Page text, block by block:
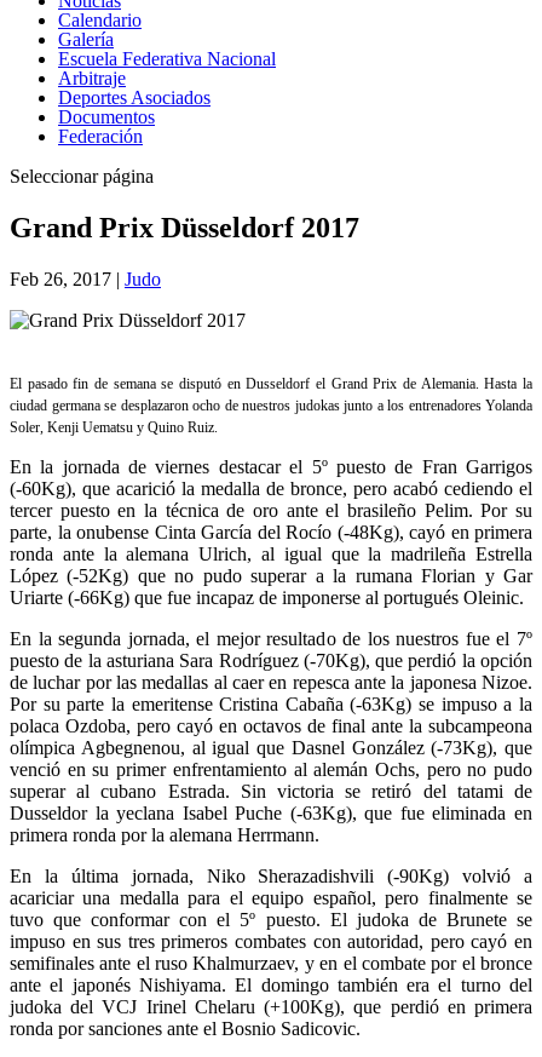
Calendario
Galería
Escuela Federativa Nacional
Arbitraje
Deportes Asociados
Documentos
Federación
Seleccionar página
Grand Prix Düsseldorf 2017
Feb 26, 2017 | Judo
El pasado fin de semana se disputó en Dusseldorf el Grand Prix de Alemania. Hasta la
ciudad germana se desplazaron ocho de nuestros judokas junto a los entrenadores Yolanda
Soler, Kenji Uematsu y Quino Ruiz.
En la jornada de viernes destacar el 5º puesto de Fran Garrigos
(-60Kg), que acarició la medalla de bronce, pero acabó cediendo el
tercer puesto en la técnica de oro ante el brasileño Pelim. Por su
parte, la onubense Cinta García del Rocío (-48Kg), cayó en primera
ronda ante la alemana Ulrich, al igual que la madrileña Estrella
López (-52Kg) que no pudo superar a la rumana Florian y Gar
Uriarte (-66Kg) que fue incapaz de imponerse al portugués Oleinic.
En la segunda jornada, el mejor resultado de los nuestros fue el 7º
puesto de la asturiana Sara Rodríguez (-70Kg), que perdió la opción
de luchar por las medallas al caer en repesca ante la japonesa Nizoe.
Por su parte la emeritense Cristina Cabaña (-63Kg) se impuso a la
polaca Ozdoba, pero cayó en octavos de final ante la subcampeona
olímpica Agbegnenou, al igual que Dasnel González (-73Kg), que
venció en su primer enfrentamiento al alemán Ochs, pero no pudo
superar al cubano Estrada. Sin victoria se retiró del tatami de
Dusseldor la yeclana Isabel Puche (-63Kg), que fue eliminada en
primera ronda por la alemana Herrmann.
En la última jornada, Niko Sherazadishvili (-90Kg) volvió a
acariciar una medalla para el equipo español, pero finalmente se
tuvo que conformar con el 5º puesto. El judoka de Brunete se
impuso en sus tres primeros combates con autoridad, pero cayó en
semifinales ante el ruso Khalmurzaev, y en el combate por el bronce
ante el japonés Nishiyama. El domingo también era el turno del
judoka del VCJ Irinel Chelaru (+100Kg), que perdió en primera
ronda por sanciones ante el Bosnio Sadicovic.